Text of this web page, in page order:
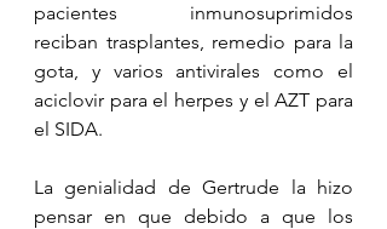
pacientes inmunosuprimidos
reciban trasplantes, remedio para la
gota, y varios antivirales como el
aciclovir para el herpes y el AZT para
el SIDA.
La genialidad de Gertrude la hizo
pensar en que debido a que los